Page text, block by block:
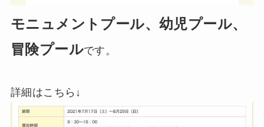
モニュメントプール、幼児プール、
冒険プールです。
詳細はこちら↓